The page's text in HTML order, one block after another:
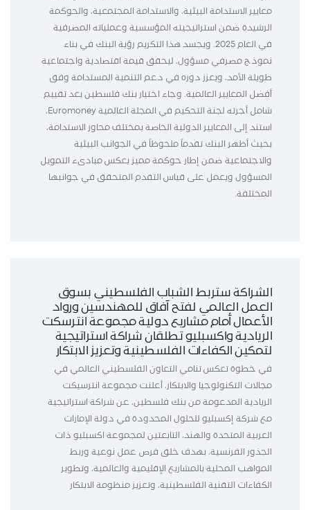
معايير الاستدامة البيئية، والاستدامة المجتمعية، والحوكمة
الرشيدة ضمن استراتيجيته المؤسسية وعملياته المصرفية
في العام 2025. ويجسد هذا التكريم رؤية البنك في بناء
نموذج مصرفي مسؤول، ليحقق قيمة اقتصادية واجتماعية
طويلة الأمد، ويعزز دوره في دعم التنمية المستدامة وفق
أفضل المعايير العالمية. وجاء اختيار بنك فلسطين بعد تقييم
شامل أجرته لجنة التحكيم في المجلة العالمية Euromoney،
استند إلى المعايير الدولية الخاصة بمختلف محاور الاستدامة،
بحيث أظهر البنك تقدماً ملحوظاً في الجوانب البيئية
والاجتماعية ضمن إطار حوكمة مميز يعكس مبادىء التمويل
المسؤول ويعمل على قياس التقدم المتحقق في جوانبها
المختلفة.
الشراكة ستربط الشباب الفلسطيني بسوق
العمل العالمي لفتح آفاق للمهندسين ورواد
الأعمال أمام مشاريع دولية مجموعة انترسكت
الريادية واكسبليو تطلقان شراكة استراتيجية
لتمكين الكفاءات الفلسطينية وتعزيز الابتكار
في خطوة تعكس تنامي التعاون الفلسطيني العالمي في
مجالات التكنولوجيا والابتكار، أعلنت مجموعة انترسيكت
الريادية المدعومة من بنك فلسطين، عن شراكة استراتيجية
مع شركة إكسبليو للحلول المحدودة في دولة الإمارات
العربية المتحدة والهند، التابعتين لمجموعة اكسبليو ذات
الجذور الفرنسية، بهدف خلق فرص عمل نوعية وربط
المواهب المحلية بالمشاريع الإقليمية والعالمية، وتطوير
الكفاءات التقنية الفلسطينية، وتعزيز منظومة الابتكار